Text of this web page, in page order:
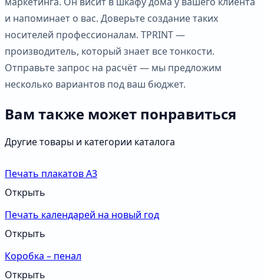
и напоминает о вас. Доверьте создание таких
носителей профессионалам. TPRINT —
производитель, который знает все тонкости.
Отправьте запрос на расчёт — мы предложим
несколько вариантов под ваш бюджет.
Вам также может понравиться
Другие товары и категории каталога
Печать плакатов А3
Открыть
Печать календарей на новый год
Открыть
Коробка – пенал
Открыть